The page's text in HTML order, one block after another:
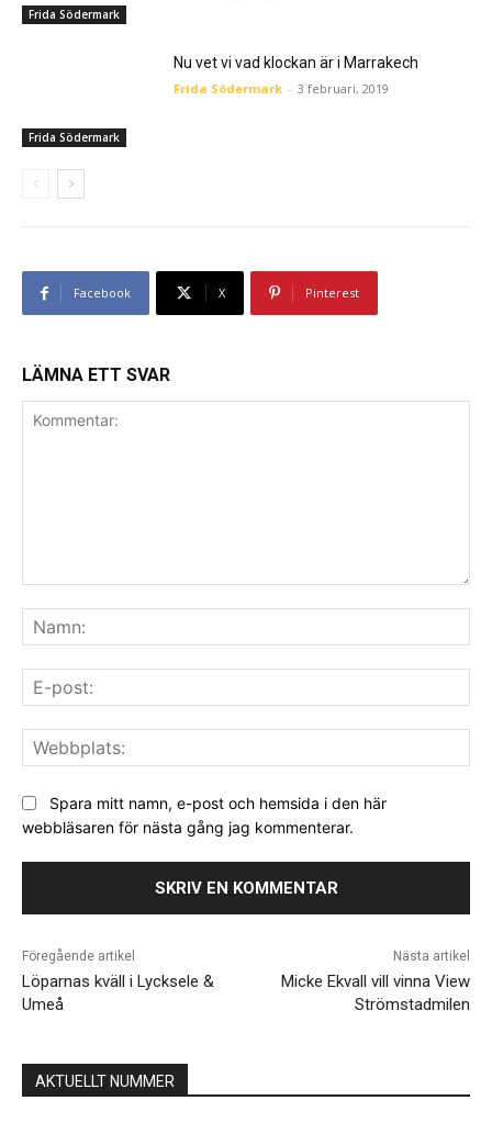
Frida Södermark
Frida Södermark
Nu vet vi vad klockan är i Marrakech
Frida Södermark - 3 februari, 2019
Facebook X Pinterest
LÄMNA ETT SVAR
Spara mitt namn, e-post och hemsida i den här
webbläsaren för nästa gång jag kommenterar.
Föregående artikel
Löparnas kväll i Lycksele &
Umeå
Nästa artikel
Micke Ekvall vill vinna View
Strömstadmilen
AKTUELLT NUMMER